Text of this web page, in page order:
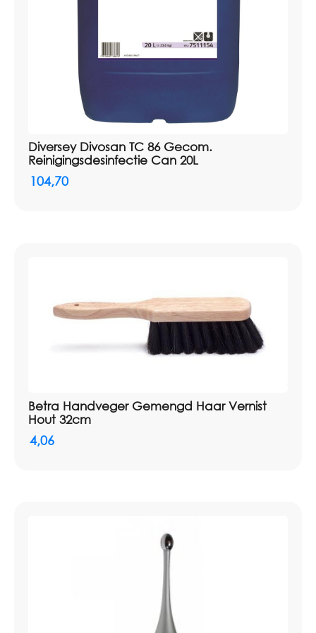
Diversey Divosan TC 86 Gecom.
Reinigingsdesinfectie Can 20L
104,70
Betra Handveger Gemengd Haar Vernist
Hout 32cm
4,06